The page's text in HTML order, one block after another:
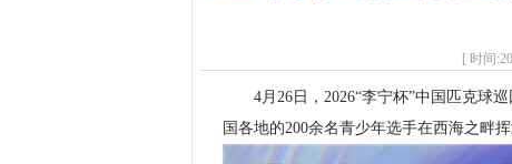
[ 时间
4月26日，2026“李宁杯”中国匹克球巡
国各地的200余名青少年选手在西海之畔